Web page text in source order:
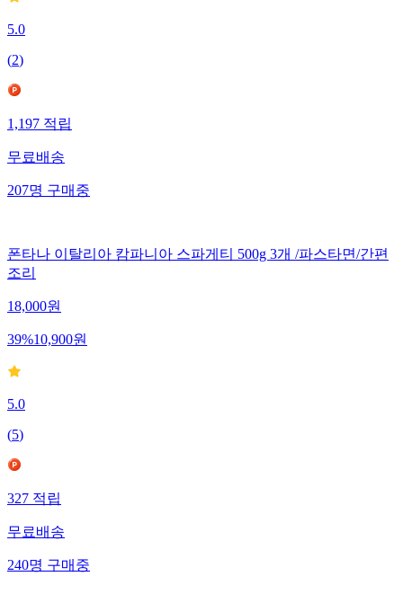
5.0
(2)
1,197적립
무료배송
207명구매중
폰타나 이탈리아 캄파니아 스파게티 500g 3개 /파스타면/간편
조리
18,000원
39%10,900원
5.0
(5)
327적립
무료배송
240명구매중